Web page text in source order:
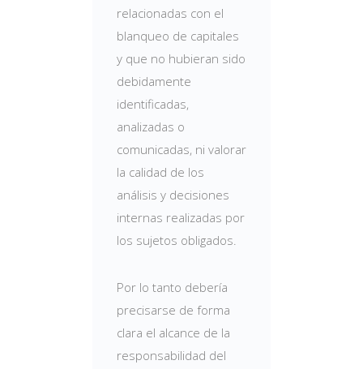
relacionadas con el
blanqueo de capitales
y que no hubieran sido
debidamente
identificadas,
analizadas o
comunicadas, ni valorar
la calidad de los
análisis y decisiones
internas realizadas por
los sujetos obligados.
Por lo tanto debería
precisarse de forma
clara el alcance de la
responsabilidad del